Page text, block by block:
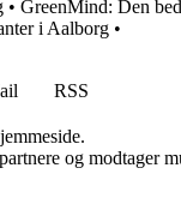
• GreenMind: Den
i Aalborg •
RSS
og modtager